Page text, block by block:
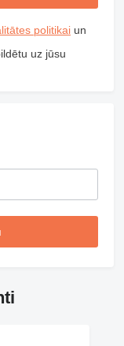
politikai un
uz jūsu